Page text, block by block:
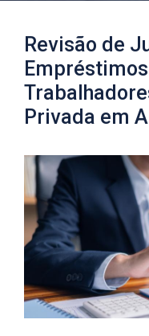
Revisão de
Privada em